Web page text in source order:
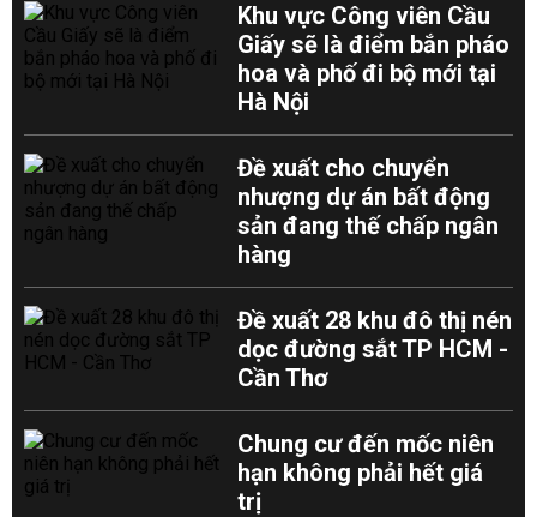
Khu vực Công viên Cầu
Giấy sẽ là điểm bắn pháo
hoa và phố đi bộ mới tại
Hà Nội
Đề xuất cho chuyển
nhượng dự án bất động
sản đang thế chấp ngân
hàng
Đề xuất 28 khu đô thị nén
dọc đường sắt TP HCM -
Cần Thơ
Chung cư đến mốc niên
hạn không phải hết giá
trị